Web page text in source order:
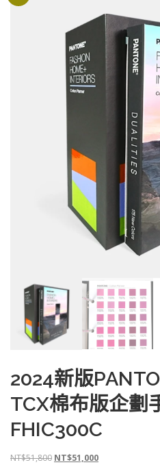
2024新版
TCX棉布版企劃
FHIC300C
NT$51,800 原
NT$51,000目